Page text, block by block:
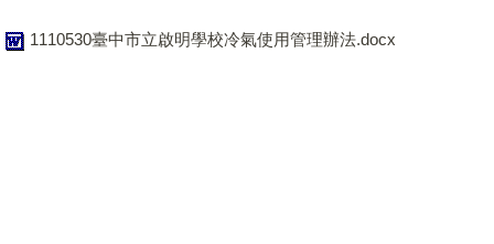
1110530臺中市立啟明學校冷氣使用管理辦法.docx